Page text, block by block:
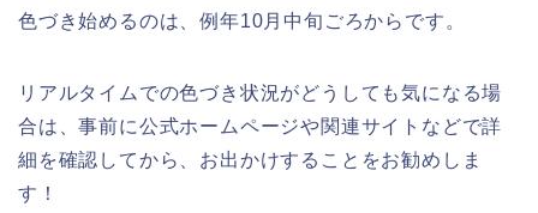
色づき始めるのは、例年10月中旬ごろからです。
リアルタイムでの色づき状況がどうしても気になる場
合は、事前に公式ホームページや関連サイトなどで詳
細を確認してから、お出かけすることをお勧めし ま
す！